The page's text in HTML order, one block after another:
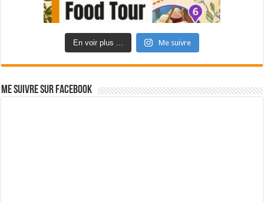
En voir plus ... Me suivre
Me suivre sur Facebook